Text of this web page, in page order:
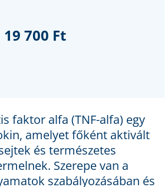
faktor alfa (TNF-alfa) egy
amelyet főként aktivált
és természetes
Szerepe van a
szabályozásában és
19 700 Ft